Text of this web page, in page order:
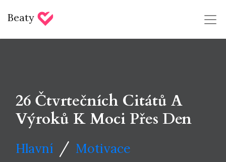
Beaty
26 Čtvrtečních Citátů A
Výroků K Moci Přes Den
Hlavní / Motivace